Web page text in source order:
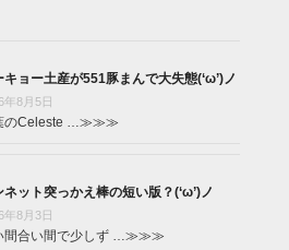
キョー土産が551豚まんで大失態(‘ω’)ノ
年8月5日
のCeleste …≫≫≫
ネット突っかえ棒の短い版？(‘ω’)ノ
年8月3日
間合い間で少しず …≫≫≫